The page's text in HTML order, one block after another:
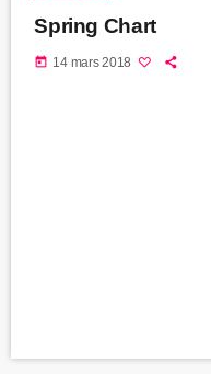
Spring Chart
today 14 mars 2018